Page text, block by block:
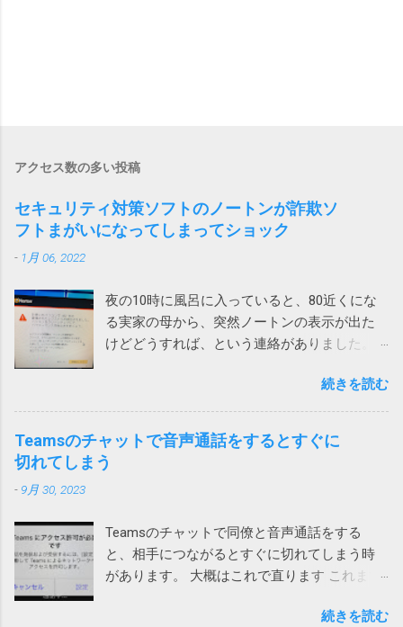
アクセス数の多い投稿
セキュリティ対策ソフトのノートンが詐欺ソ
フトまがいになってしまってショック
- 1月 06, 2022
夜の10時に風呂に入っていると、80近くにな
る実家の母から、突然ノートンの表示が出た
けどどうすれば、という連絡がありました。
お使いのパソコンで462件の破損されたレジス
トリが検出されました。パソコンをクリーン
アップしてパフォーマンスを向上させましょ
う。 レジストリの問題は、パソコンの速度低
下、フリーズ、さらにはクラッシュの原因と
題の解決とパソコンのパフォーマンス向上に
役立ててください。 ノートンがこんな、レジ
ストリが壊れているからと不安をあおって、
続きを読む
Teamsのチャットで音声通話をするとすぐに
切れてしまう
- 9月 30, 2023
Teamsのチャットで同僚と音声通話をする
と、相手につながるとすぐに切れてしまう時
があります。 大概はこれで直ります これまで
プリをアップデートする サインインし直す ア
続きを読む